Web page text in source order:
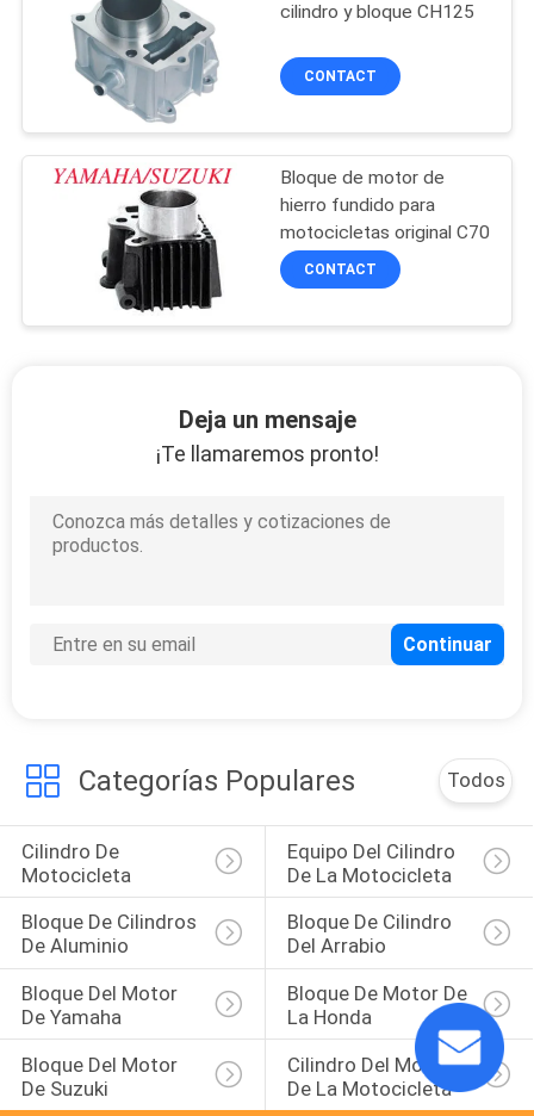
cilindro y bloque CH125
CONTACT
Bloque de motor de
hierro fundido para
motocicletas original C70
CONTACT
Deja un mensaje
¡Te llamaremos pronto!
Categorías Populares Todos
Cilindro De
Motocicleta
Equipo Del Cilindro
De La Motocicleta
Bloque De Cilindros
De Aluminio
Bloque De Cilindro
Del Arrabio
Bloque Del Motor
De Yamaha
Bloque De Motor De
La Honda
Bloque Del Motor
De Suzuki
Cilindro Del Motor
De La Motocicleta